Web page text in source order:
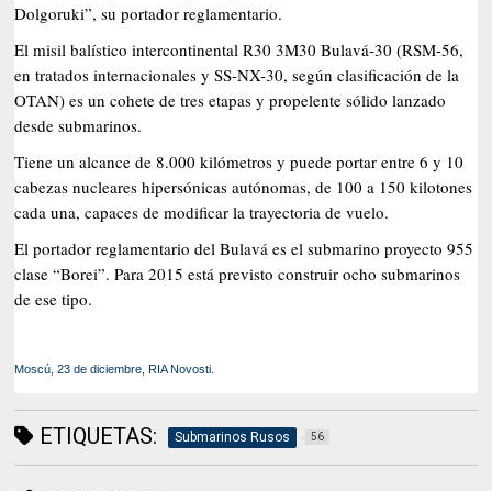
Dolgoruki”, su portador reglamentario.
El misil balístico intercontinental R30 3M30 Bulavá-30 (RSM-56,
en tratados internacionales y SS-NX-30, según clasificación de la
OTAN) es un cohete de tres etapas y propelente sólido lanzado
desde submarinos.
Tiene un alcance de 8.000 kilómetros y puede portar entre 6 y 10
cabezas nucleares hipersónicas autónomas, de 100 a 150 kilotones
cada una, capaces de modificar la trayectoria de vuelo.
El portador reglamentario del Bulavá es el submarino proyecto 955
clase “Borei”. Para 2015 está previsto construir ocho submarinos
de ese tipo.
Moscú, 23 de diciembre, RIA Novosti.
ETIQUETAS: Submarinos Rusos 56